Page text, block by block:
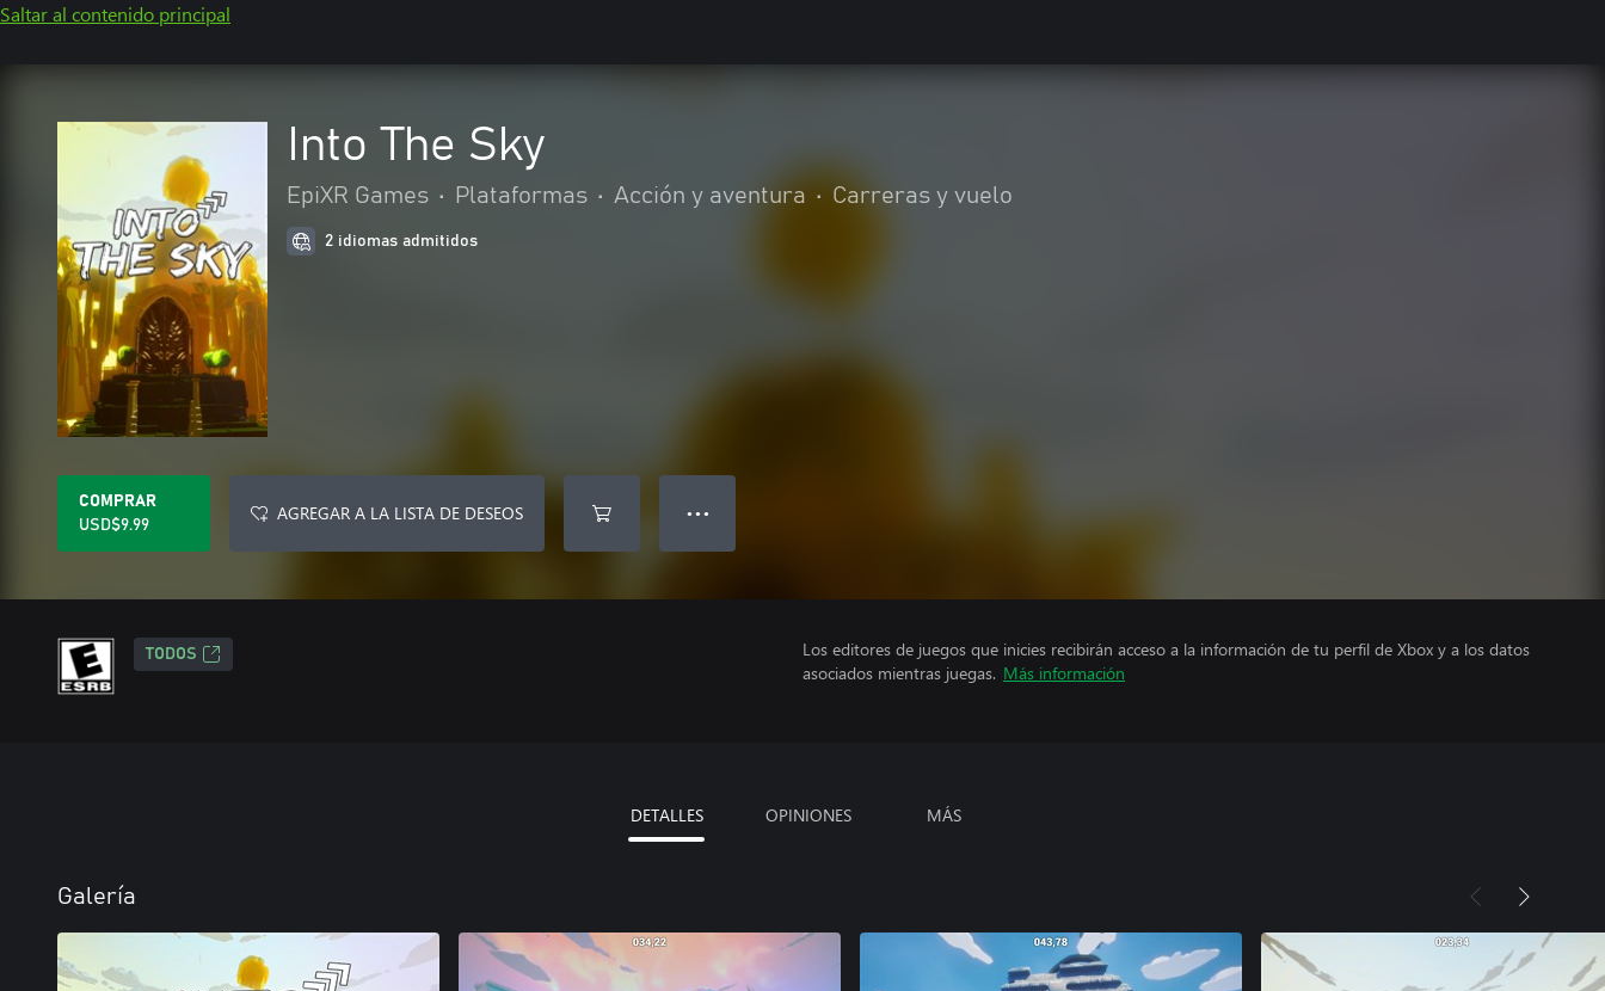
Saltar al contenido principal
Into The Sky
EpiXR Games • Plataformas • Acción y aventura • Carreras y vuelo
2 idiomas admitidos
COMPRAR
USD$9.99
AGREGAR A LA LISTA DE DESEOS ● ● ●
TODOS
Los editores de juegos que inicies recibirán acceso a la información de tu perfil de Xbox y a los datos
asociados mientras juegas. Más información
DETALLES OPINIONES MÁS
Galería